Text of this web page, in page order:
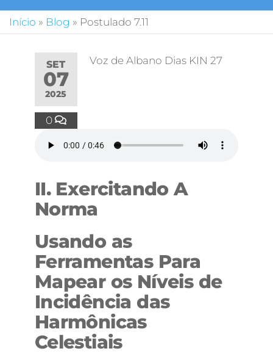
Início » Blog » Postulado 7.11
SET
07
2025
0
Voz de Albano Dias KIN 27
II. Exercitando A
Norma
Usando as
Ferramentas Para
Mapear os Níveis de
Incidência das
Harmônicas
Celestiais